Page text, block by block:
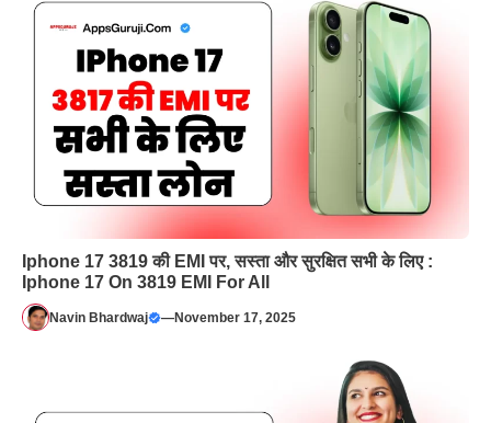
Iphone 17 3819 की EMI पर, सस्ता और सुरक्षित सभी के लिए :
Iphone 17 On 3819 EMI For All
Navin Bhardwaj —November 17, 2025